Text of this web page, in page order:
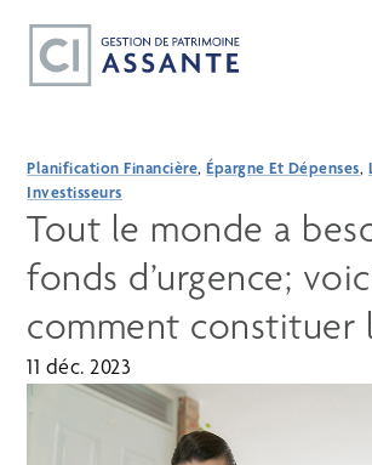
Planification Financière,Épargne Et Dépenses,
Investisseurs
Tout le monde a
fonds d’urgence;
comment constituer
11 déc. 2023